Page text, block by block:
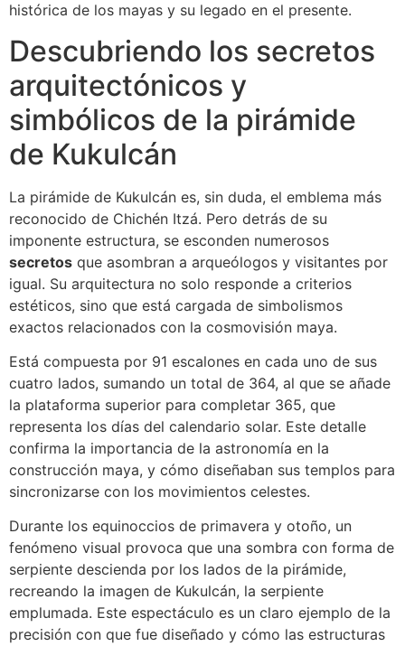
histórica de los mayas y su legado en el presente.
Descubriendo los secretos
arquitectónicos y
simbólicos de la pirámide
de Kukulcán
La pirámide de Kukulcán es, sin duda, el emblema más
reconocido de Chichén Itzá. Pero detrás de su
imponente estructura, se esconden numerosos
secretos que asombran a arqueólogos y visitantes por
igual. Su arquitectura no solo responde a criterios
estéticos, sino que está cargada de simbolismos
exactos relacionados con la cosmovisión maya.
Está compuesta por 91 escalones en cada uno de sus
cuatro lados, sumando un total de 364, al que se añade
la plataforma superior para completar 365, que
representa los días del calendario solar. Este detalle
confirma la importancia de la astronomía en la
construcción maya, y cómo diseñaban sus templos para
sincronizarse con los movimientos celestes.
Durante los equinoccios de primavera y otoño, un
fenómeno visual provoca que una sombra con forma de
serpiente descienda por los lados de la pirámide,
recreando la imagen de Kukulcán, la serpiente
emplumada. Este espectáculo es un claro ejemplo de la
precisión con que fue diseñado y cómo las estructuras